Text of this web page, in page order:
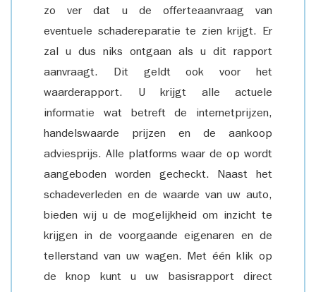
zo ver dat u de offerteaanvraag van
eventuele schadereparatie te zien krijgt. Er
zal u dus niks ontgaan als u dit rapport
aanvraagt. Dit geldt ook voor het
waarderapport. U krijgt alle actuele
informatie wat betreft de internetprijzen,
handelswaarde prijzen en de aankoop
adviesprijs. Alle platforms waar de op wordt
aangeboden worden gecheckt. Naast het
schadeverleden en de waarde van uw auto,
bieden wij u de mogelijkheid om inzicht te
krijgen in de voorgaande eigenaren en de
tellerstand van uw wagen. Met één klik op
de knop kunt u uw basisrapport direct